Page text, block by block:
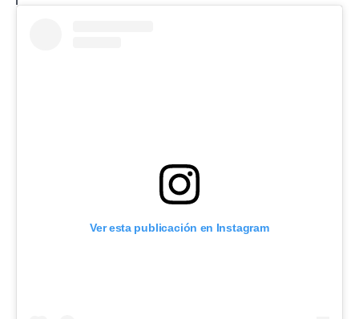
Ver esta publicación en Instagram